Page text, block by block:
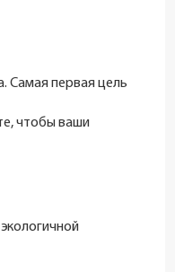
Самая первая цель
чтобы ваши